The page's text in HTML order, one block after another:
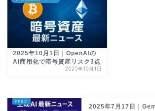
2025年10月1日｜OpenAIの
AI商用化で暗号資産リスク3点
2025年10月1日
2025年7月17日｜